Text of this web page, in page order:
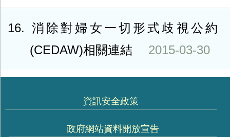
16
消除對婦女一切形式歧視公約
(CEDAW)相關連結
2015-03-30
資訊安全政策
政府網站資料開放宣告